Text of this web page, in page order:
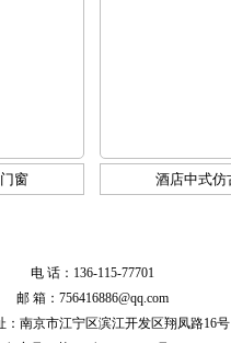
窗 酒店中式仿
电 话：136-115-77701
邮 箱：756416886@qq.com
：南京市江宁区滨江开发区翔凤路16号